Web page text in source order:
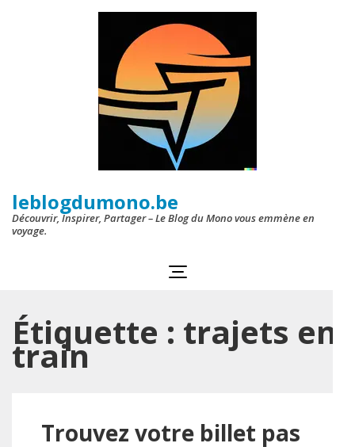
leblogdumono.be
Découvrir, Inspirer, Partager – Le Blog du Mono vous emmène en
voyage.
Étiquette : trajets en
train
Trouvez votre billet pas